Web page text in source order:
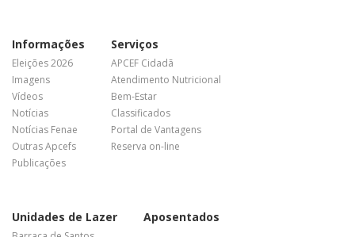
Informações
Eleições 2026
Imagens
Vídeos
Notícias
Notícias Fenae
Outras Apcefs
Publicações
Serviços
APCEF Cidadã
Atendimento Nutricional
Bem-Estar
Classificados
Portal de Vantagens
Reserva on-line
Unidades de Lazer Aposentados